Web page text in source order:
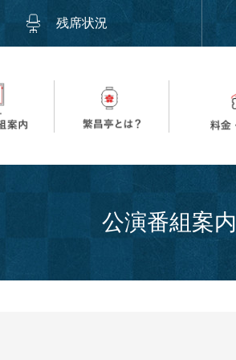
残席状況
公演番組案内